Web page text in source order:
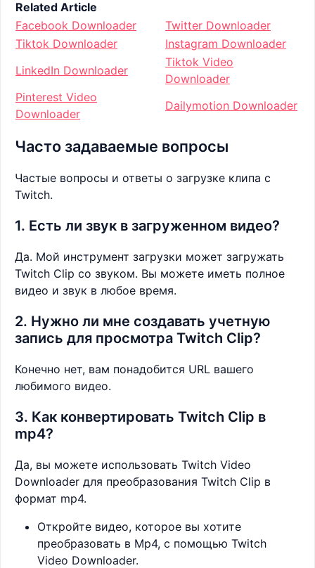
Related Article
Facebook Downloader
Twitter Downloader
Tiktok Downloader
Instagram Downloader
LinkedIn Downloader
Tiktok Video
Downloader
Pinterest Video
Downloader
Dailymotion Downloader
Часто задаваемые вопросы
Частые вопросы и ответы о загрузке клипа с
Twitch.
1. Есть ли звук в загруженном видео?
Да. Мой инструмент загрузки может загружать
Twitch Clip со звуком. Вы можете иметь полное
видео и звук в любое время.
2. Нужно ли мне создавать учетную
запись для просмотра Twitch Clip?
Конечно нет, вам понадобится URL вашего
любимого видео.
3. Как конвертировать Twitch Clip в
mp4?
Да, вы можете использовать Twitch Video
Downloader для преобразования Twitch Clip в
формат mp4.
Откройте видео, которое вы хотите
преобразовать в Mp4, с помощью Twitch
Video Downloader.